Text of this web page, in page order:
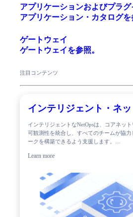
アプリケーションおよびプラ
アプリケーション・カタログを
ゲートウェイ
ゲートウェイを参照。
注目コンテンツ
インテリジェント・ネ
インテリジェントなNetOpsは、コアネッ
可観測性を統合し、すべてのチームが協
ークを構築できるよう支援します。…
Learn more